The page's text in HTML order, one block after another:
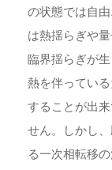
の状態では自
は熱揺らぎや
臨界揺らぎが
熱を伴ってい
することが出
せん。しかし
る一次相転移